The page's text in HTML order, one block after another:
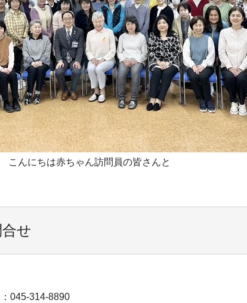
こんにちは赤ちゃん訪問員の皆さんと
せ
045-314-8890